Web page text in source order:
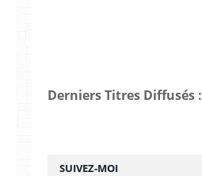
SUIVEZ-MOI
Derniers Titres Diffusés :